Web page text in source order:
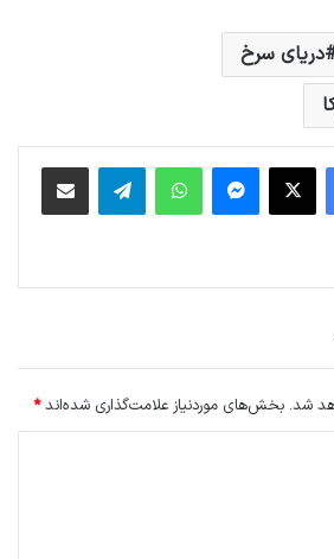
دریای سرخ
فیس بوک X پیام رسان واتس آپ تلگرام اشتراک گذاری از طریق ایمیل
شد. بخش‌های موردنیاز علامت‌گذاری شده‌اند*